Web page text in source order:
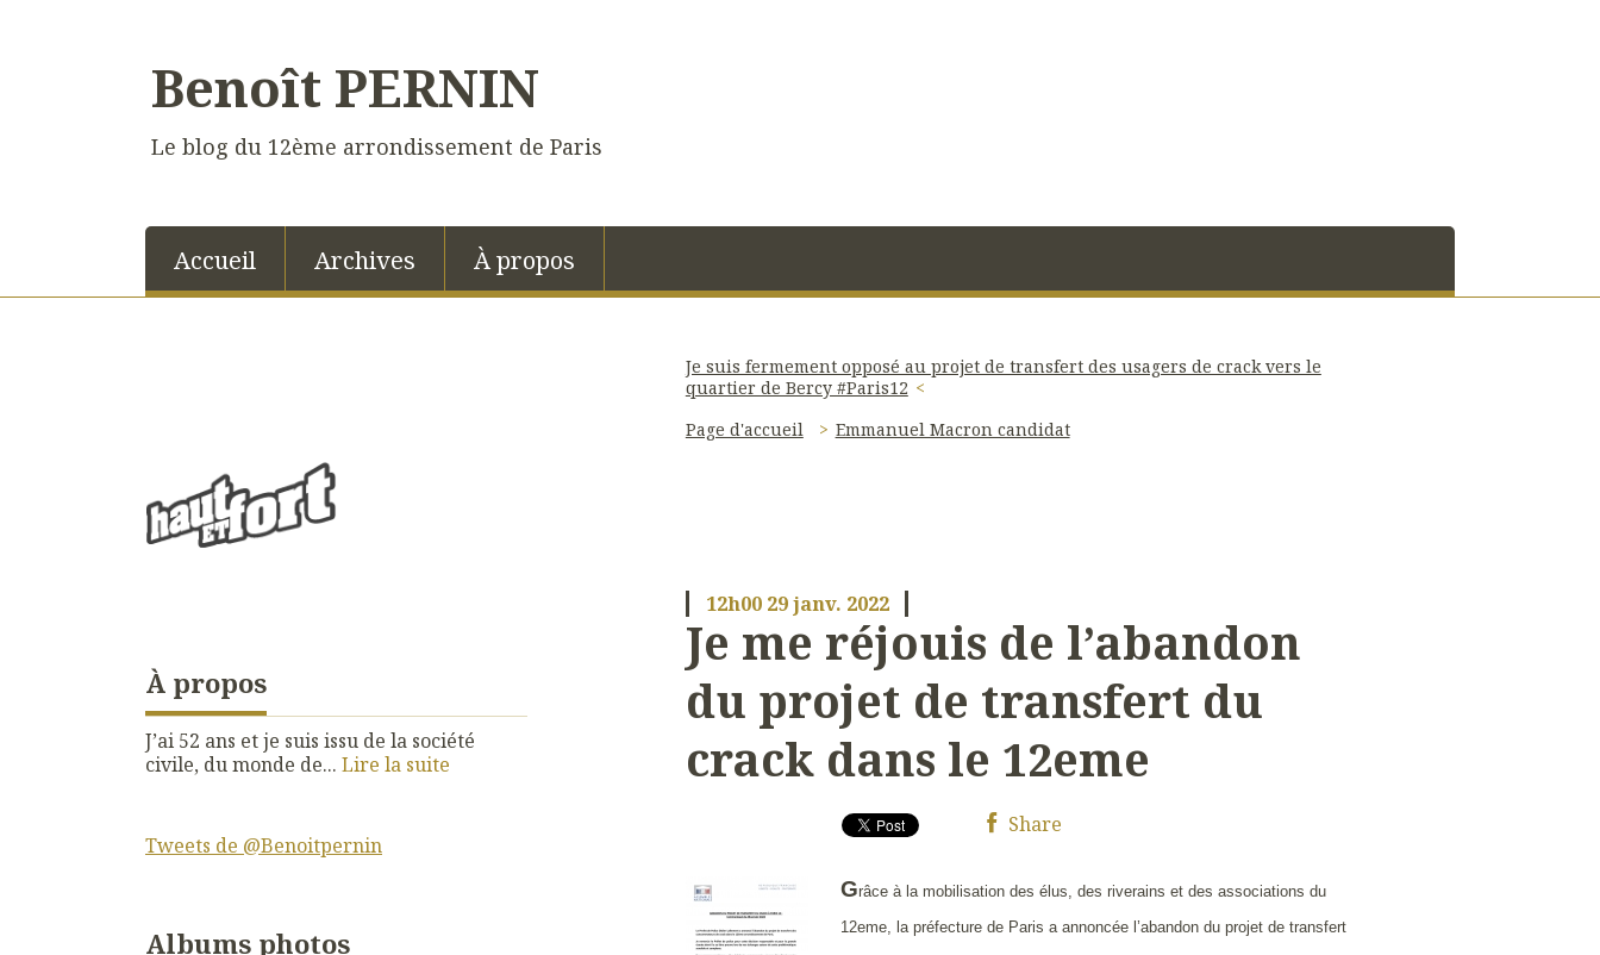
Benoît PERNIN
Le blog du 12ème arrondissement de Paris
Accueil Archives À propos
À propos
J’ai 52 ans et je suis issu de la société
civile, du monde de... Lire la suite
Tweets de @Benoitpernin
Albums photos
Je suis fermement opposé au projet de transfert des usagers de crack vers le
quartier de Bercy #Paris12
Page d'accueil
Emmanuel Macron candidat
12h00 29janv. 2022
Je me réjouis de l’abandon
du projet de transfert du
crack dans le 12eme
Share
Grâce à la mobilisation des élus, des riverains et des associations du
12eme, la préfecture de Paris a annoncée l’abandon du projet de transfert